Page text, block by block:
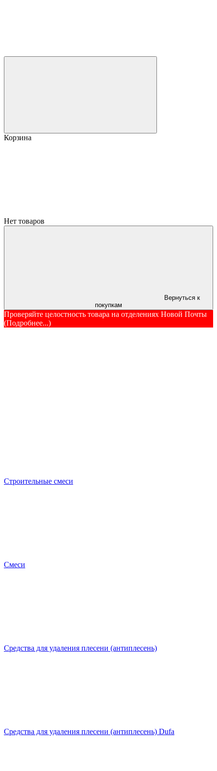
Корзина
Нет товаров
Вернуться к
покупкам
Проверяйте целостность товара на отделениях Новой Почты
(Подробнее...)
Строительные смеси
Смеси
Средства для удаления плесени (антиплесень)
Средства для удаления плесени (антиплесень) Dufa